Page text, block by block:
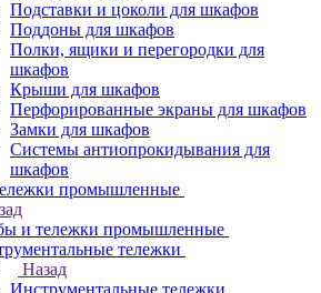
Подставки и цоколи для шкафов
Поддоны для шкафов
Полки, ящики и перегородки для
шкафов
Крыши для шкафов
Перфорированные экраны для шкафов
Замки для шкафов
Системы антиопрокидывания для
шкафов
промышленные
и тележки промышленные
тележки
Назад
Инструментальные тележки